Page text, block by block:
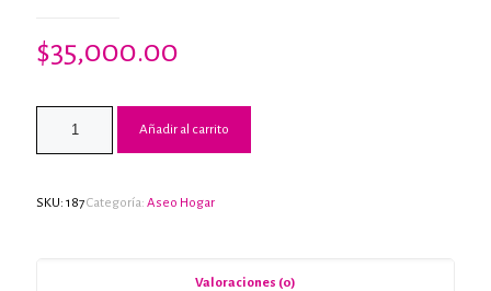
$35,000.00
Añadir al carrito
SKU: 187Categoría: Aseo Hogar
Valoraciones (0)